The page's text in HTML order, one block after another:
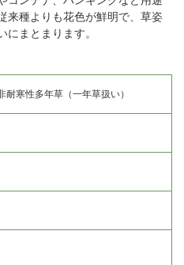
来種よりも花色が鮮明で、草姿
まとまります。
耐寒性多年草（一年草扱い）